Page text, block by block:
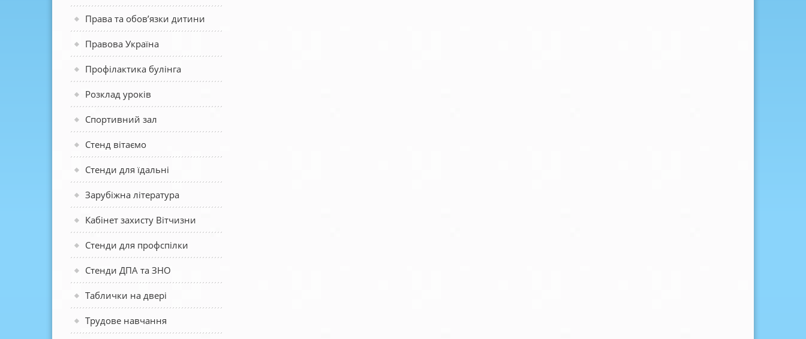
Права та обов’язки дитини
Правова Україна
Профілактика булінга
Розклад уроків
Спортивний зал
Стенд вітаємо
Стенди для їдальні
Зарубіжна література
Кабінет захисту Вітчизни
Стенди для профспілки
Стенди ДПА та ЗНО
Таблички на двері
Трудове навчання